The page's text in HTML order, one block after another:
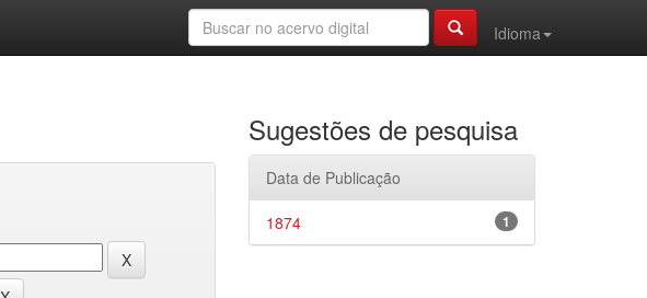
Idioma
Sugestões de pesquisa
Data de Publicação
1
1874